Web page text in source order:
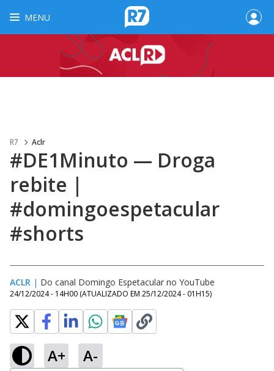
MENU
R7 Aclr
#DE1Minuto — Droga
rebite |
#domingoespetacular
#shorts
ACLR | Do canal Domingo Espetacular no YouTube
24/12/2024 - 14H00 (ATUALIZADO EM 25/12/2024 - 01H15)
A+ A-